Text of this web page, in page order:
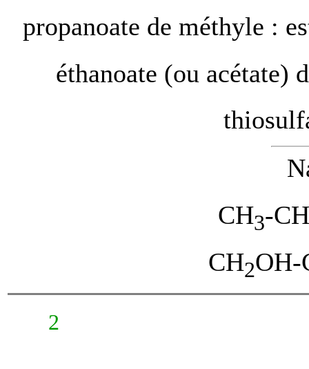
propanoate de méthyle :
éthanoate (ou acétate)
CH3-CH
CH2OH-
2